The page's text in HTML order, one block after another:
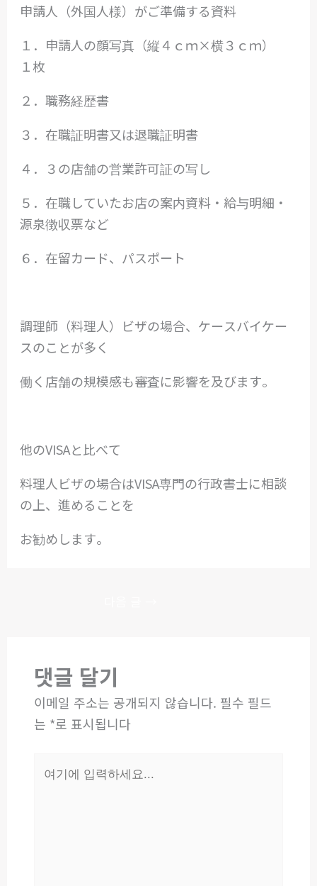
申請人（外国人様）がご準備する資料
１．申請人の顔写真（縦４ｃｍ×横３ｃｍ）
１枚
２．職務経歴書
３．在職証明書又は退職証明書
４．３の店舗の営業許可証の写し
５．在職していたお店の案内資料・給与明細・
源泉徴収票など
６．在留カード、パスポート
調理師（料理人）ビザの場合、ケースバイケー
スのことが多く
働く店舗の規模感も審査に影響を及びます。
他のVISAと比べて
料理人ビザの場合はVISA専門の行政書士に相談
の上、進めることを
お勧めします。
댓글 달기
이메일 주소는 공개되지 않습니다. 필수 필드
는 *로 표시됩니다